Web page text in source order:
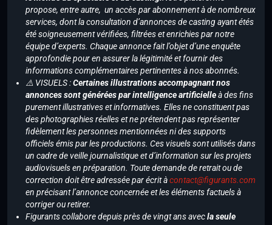
propose, entre autre, un accès par abonnement à de nombreux
services, dont la consultation d’annonces de casting ayant étés
été soigneusement vérifiées, filtrées et enrichies par notre
équipe d’experts. Chaque annonce fait l’objet d’une enquête
approfondie pour en assurer la légitimité et fournir des
informations complémentaires pertinentes à nos abonnés.
⚠️ VISUELS :Certaines illustrations accompagnant nos
annonces sont générées par intelligence artificielleà des fins
purement illustratives et informatives. Elles ne constituent pas
des photographies réelles et ne prétendent pas représenter
fidèlement les personnes mentionnées ni des supports
officiels émis par les productions. Ces visuels sont utilisés dans
un cadre de veille journalistique et d’information sur les projets
audiovisuels en préparation. Toute demande de retrait ou de
correction doit être adressée par écrit àcontact@figurants.com
en précisant l’annonce concernée et les éléments factuels à
corriger ou retirer.
Figurants collabore depuis près de vingt ans avecla seule